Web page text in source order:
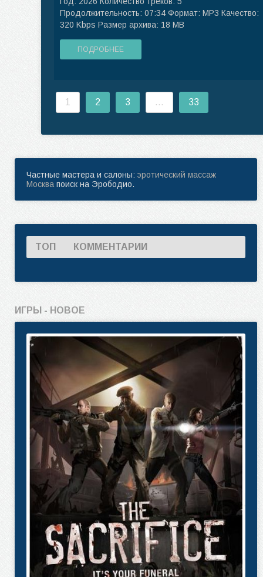
Продолжительность: 07:34 Формат: MP3 Качество:
320 Kbps Размер архива: 18 MB
ПОДРОБНЕЕ
1 2 3 ... 33
Частные мастера и салоны: эротический массаж
Москва поиск на Эрободио.
ТОП КОММЕНТАРИИ
ИГРЫ - НОВОЕ